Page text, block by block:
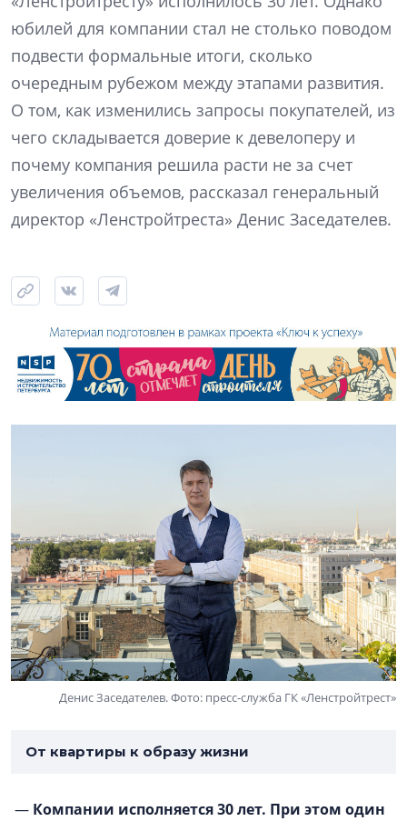
юбилей для компании стал не столько поводом
подвести формальные итоги, сколько
очередным рубежом между этапами развития.
О том, как изменились запросы покупателей, из
чего складывается доверие к девелоперу и
почему компания решила расти не за счет
увеличения объемов, рассказал генеральный
директор «Ленстройтреста» Денис Заседателев.
Денис Заседателев. Фото: пресс-служба ГК «Ленстройтрест»
От квартиры к образу жизни
— Компании исполняется 30 лет. При этом один